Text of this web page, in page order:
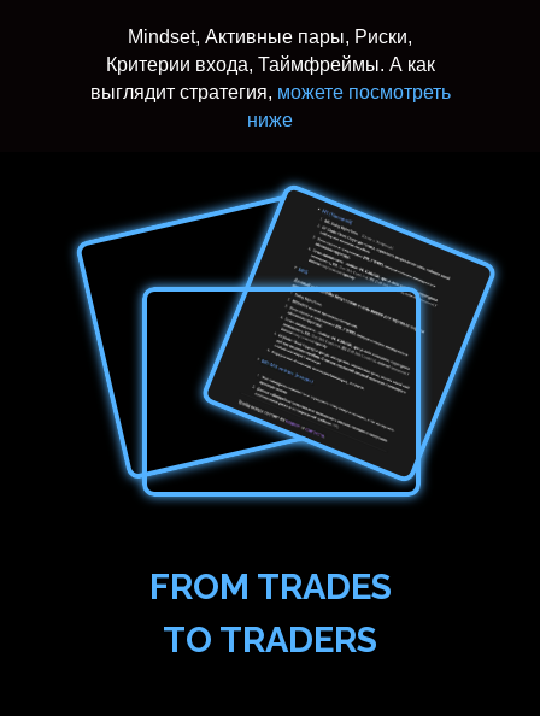
Mindset, Активные пары, Риски,
Критерии входа, Таймфреймы. А как
выглядит стратегия, можете посмотреть
ниже
FROM TRADES
TO TRADERS